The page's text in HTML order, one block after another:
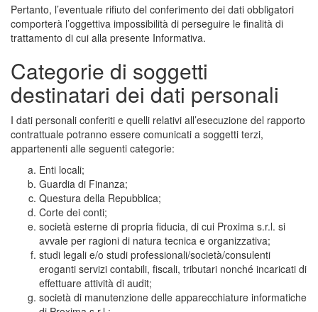
Pertanto, l’eventuale rifiuto del conferimento dei dati obbligatori
comporterà l’oggettiva impossibilità di perseguire le finalità di
trattamento di cui alla presente Informativa.
Categorie di soggetti
destinatari dei dati personali
I dati personali conferiti e quelli relativi all’esecuzione del rapporto
contrattuale potranno essere comunicati a soggetti terzi,
appartenenti alle seguenti categorie:
Enti locali;
Guardia di Finanza;
Questura della Repubblica;
Corte dei conti;
società esterne di propria fiducia, di cui Proxima s.r.l. si
avvale per ragioni di natura tecnica e organizzativa;
studi legali e/o studi professionali/società/consulenti
eroganti servizi contabili, fiscali, tributari nonché incaricati di
effettuare attività di audit;
società di manutenzione delle apparecchiature informatiche